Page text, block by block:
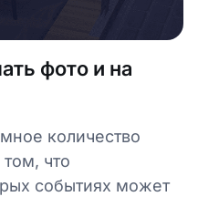
фото и на
количество
что
событиях может